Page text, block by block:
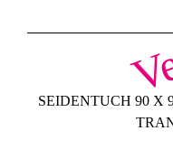
SEIDENTUCH 90 X